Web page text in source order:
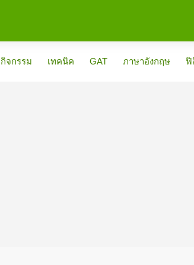
กิจกรรม เทคนิค GAT ภาษาอังกฤษ ฟิ